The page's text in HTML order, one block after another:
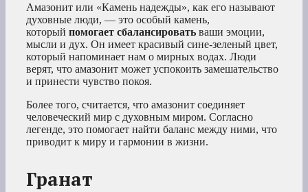
Амазонит или «Камень надежды», как его называют
духовные люди, — это особый камень,
который помогает сбалансировать ваши эмоции,
мысли и дух. Он имеет красивый сине-зеленый цвет,
который напоминает нам о мирных водах. Люди
верят, что амазонит может успокоить замешательство
и принести чувство покоя.
Более того, считается, что амазонит соединяет
человеческий мир с духовным миром. Согласно
легенде, это помогает найти баланс между ними, что
приводит к миру и гармонии в жизни.
Гранат